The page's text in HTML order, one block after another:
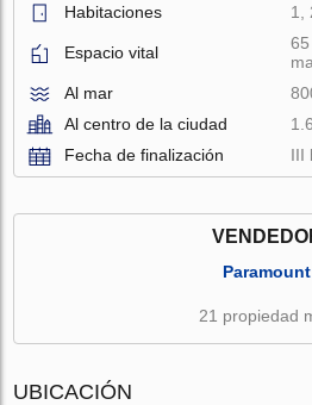
Habitaciones
1,
Espacio vital
65
Al mar
Al centro de la ciudad
Fecha de finalización
III
Paramount
21 propiedad
UBICACIÓN